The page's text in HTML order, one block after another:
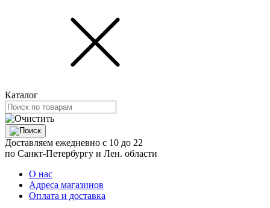
Каталог
Доставляем ежедневно с 10 до 22
по Санкт-Петербургу и Лен. области
О нас
Адреса магазинов
Оплата и доставка